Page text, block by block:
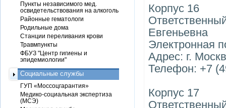
Корпус 16
Евгеньевна
Электронная
Адрес: г.
Телефон: +7
Корпус 17
Пункты независимого мед.
освидетельствования на алкоголь
Районные гематологи
Родильные дома
Станции переливания крови
Травмпункты
ФБУЗ "Центр гигиены и
эпидемиологии"
Социальные службы
ГУП «Моссоцгарантия»
Медико-социальная экспертиза
(МСЭ)